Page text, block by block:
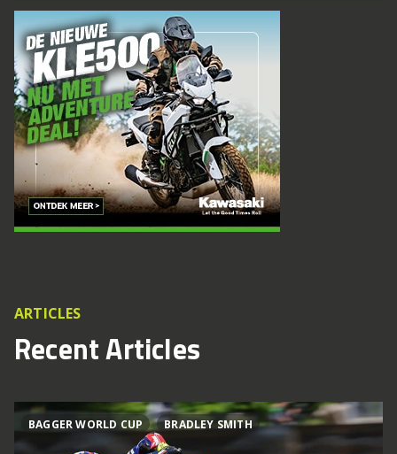
ARTICLES
Recent Articles
BAGGER WORLD CUP BRADLEY SMITH